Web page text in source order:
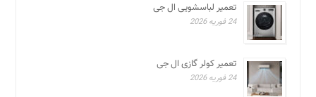
تعمیر لباسشویی ال جی
24 فوریه 2026
تعمیر کولر گازی ال جی
24 فوریه 2026